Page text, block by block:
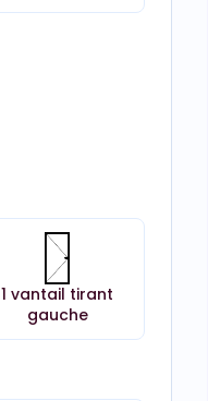
1 vantail tirant
gauche